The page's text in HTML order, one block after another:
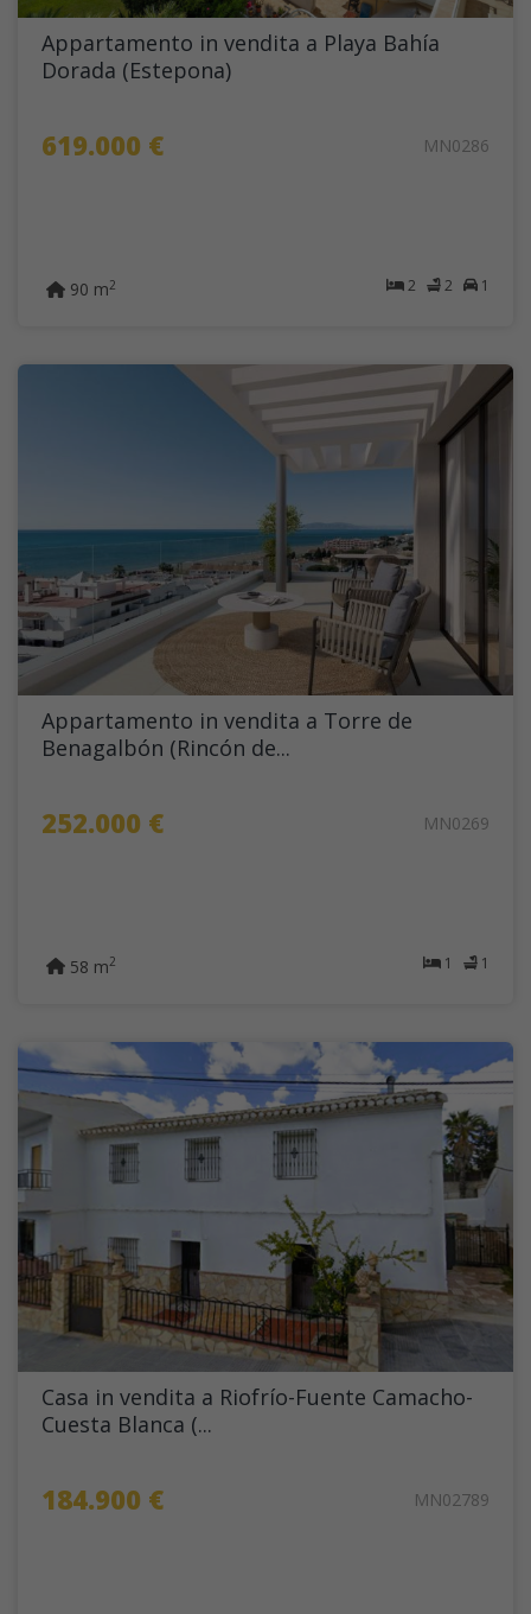
Appartamento in vendita a Playa Bahía
Dorada (Estepona)
619.000 € MN0286
2 2 1
90 m2
Appartamento in vendita a Torre de
Benagalbón (Rincón de...
252.000 € MN0269
1 1
58 m2
Casa in vendita a Riofrío-Fuente Camacho-
Cuesta Blanca (...
184.900 € MN02789